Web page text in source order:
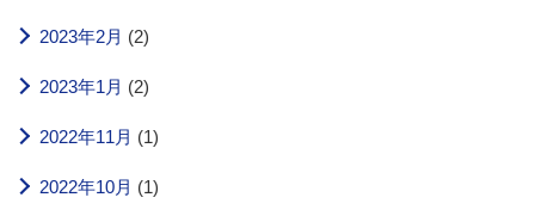
2023年2月 (2)
2023年1月 (2)
2022年11月 (1)
2022年10月 (1)